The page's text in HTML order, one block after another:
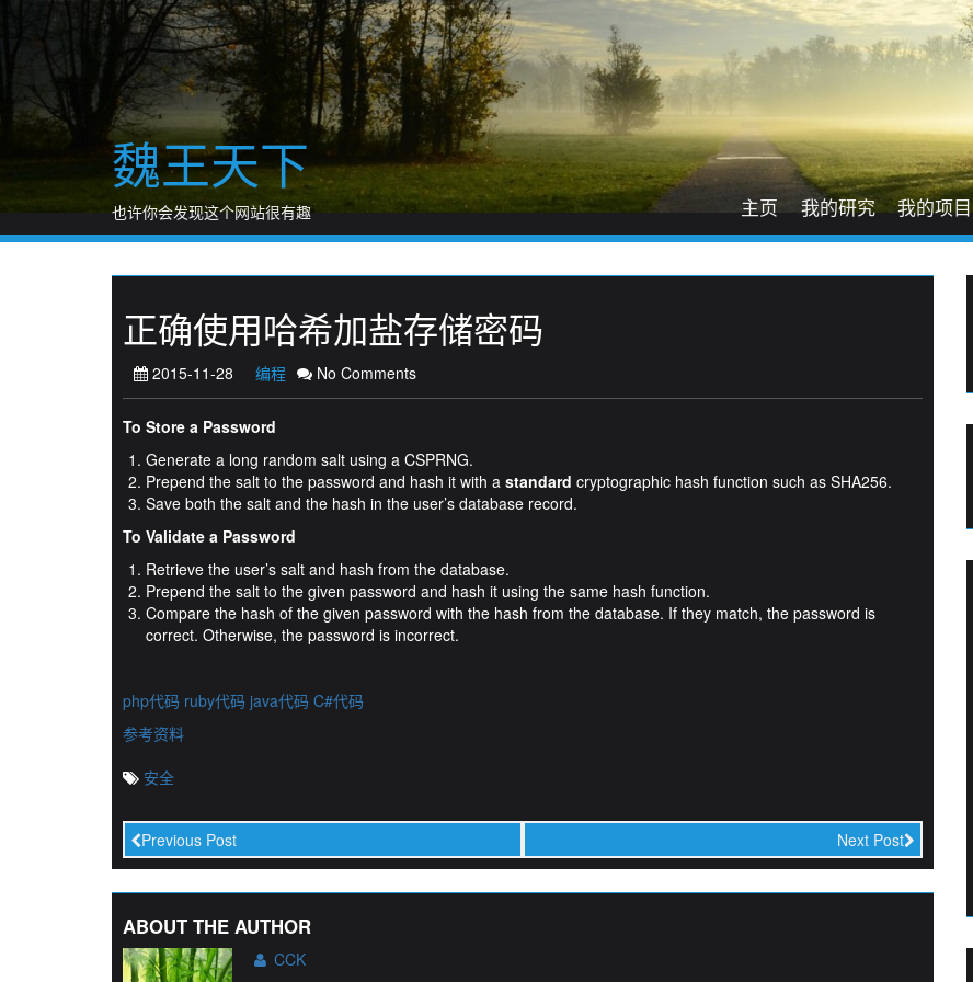
魏王天下
也许你会发现这个网站很有趣 主页 我的研究 我的项目
正确使用哈希加盐存储密码
2015-11-28 编程 No Comments
To Store a Password
Generate a long random salt using a CSPRNG.
Prepend the salt to the password and hash it with a standard cryptographic hash function such as SHA256.
Save both the salt and the hash in the user’s database record.
To Validate a Password
Retrieve the user’s salt and hash from the database.
Prepend the salt to the given password and hash it using the same hash function.
Compare the hash of the given password with the hash from the database. If they match, the password is
correct. Otherwise, the password is incorrect.
php代码 ruby代码 java代码 C#代码
参考资料
安全
Previous Post Next Post
ABOUT THE AUTHOR
CCK